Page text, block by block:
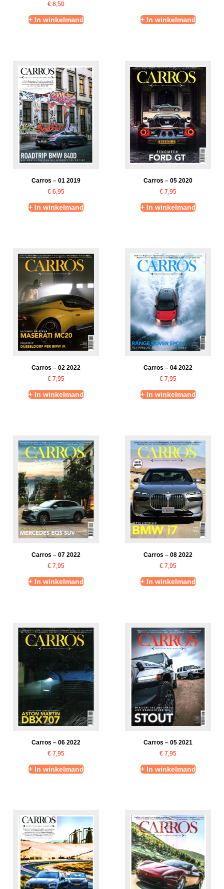
€ 8,50
+ In winkelmand + In winkelmand
Carros – 01 2019
€ 6,95
+ In winkelmand
Carros – 05 2020
€ 7,95
+ In winkelmand
Carros – 02 2022
€ 7,95
+ In winkelmand
Carros – 04 2022
€ 7,95
+ In winkelmand
Carros – 07 2022
€ 7,95
+ In winkelmand
Carros – 08 2022
€ 7,95
+ In winkelmand
Carros – 06 2022
€ 7,95
+ In winkelmand
Carros – 05 2021
€ 7,95
+ In winkelmand